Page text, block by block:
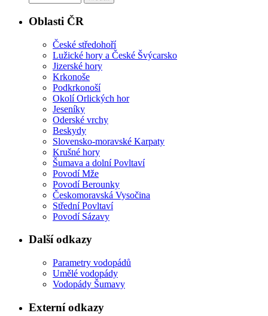
Oblasti ČR
České středohoří
Lužické hory a České Švýcarsko
Jizerské hory
Krkonoše
Podkrkonoší
Okolí Orlických hor
Jeseníky
Oderské vrchy
Beskydy
Slovensko-moravské Karpaty
Krušné hory
Šumava a dolní Povltaví
Povodí Mže
Povodí Berounky
Českomoravská Vysočina
Střední Povltaví
Povodí Sázavy
Další odkazy
Parametry vodopádů
Umělé vodopády
Vodopády Šumavy
Externí odkazy